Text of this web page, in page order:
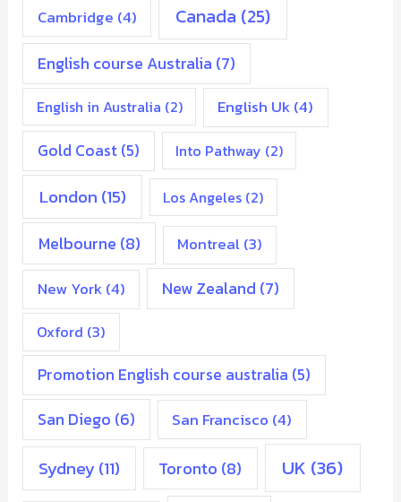
Cambridge (4) Canada (25)
English course Australia (7)
English in Australia (2) English Uk(4)
Gold Coast(5) Into Pathway (2)
London (15) Los Angeles (2)
Melbourne (8) Montreal(3)
New York(4) New Zealand (7)
Oxford (3)
Promotion English course australia (5)
San Diego (6) San Francisco (4)
Sydney (11) Toronto (8) UK (36)